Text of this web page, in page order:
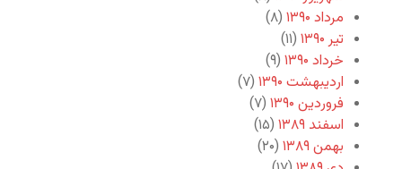
مرداد ۱۳۹۰
(۸)
تیر ۱۳۹۰
(۱۱)
خرداد ۱۳۹۰
(۹)
اردیبهشت ۱۳۹۰
(۷)
فروردین ۱۳۹۰
(۷)
اسفند ۱۳۸۹
(۱۵)
بهمن ۱۳۸۹
(۲۰)